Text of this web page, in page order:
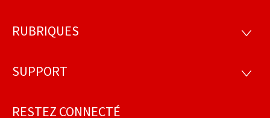
Pied
page
RUBRIQUES
SUPPORT
RESTEZ CONNECTÉ